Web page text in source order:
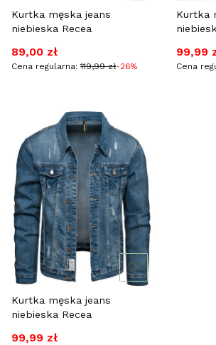
Kurtka męska jeans
niebieska Recea
Cena promocyjna
89,00 zł
Cena regularna: 119,99 zł-26%
Kurtka
Cena
99,99
Cena
Kurtka męska jeans
niebieska Recea
Cena promocyjna
99,99 zł